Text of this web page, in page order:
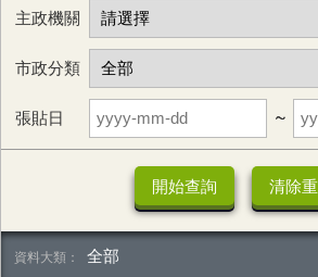
主政機關
市政分類
張貼日 ~
全部